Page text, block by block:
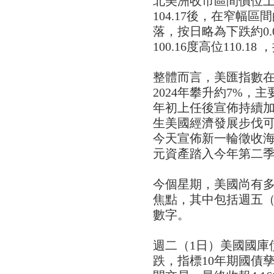
104.17後，在窄幅區
落，按日略為下跌約
100.16度高位110.18
整體而言，美匯指數
2024年攀升約7%，
年初上任後宣佈持續
生美國經濟發展步伐
今天宣佈新一輪徵收
元資產踏入今年第二
今個星期，美國尚有
焦點，其中包括週五
數字。
週二（1日）美國國
跌，指標10年期國債